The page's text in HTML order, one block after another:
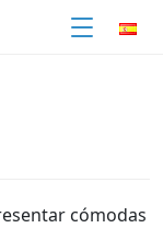
cómodas